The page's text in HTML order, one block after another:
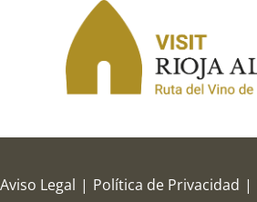
Aviso Legal | Política de Privacidad |